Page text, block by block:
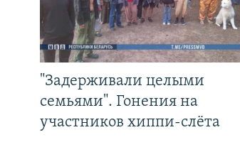
"Задерживали целыми
семьями". Гонения на
участников хиппи-слёта